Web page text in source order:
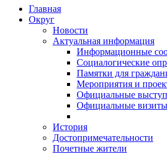
Главная
Округ
Новости
Актуальная информация
Информационные
Социалогические
Памятки для
Мероприятия и
Официальные
Официальные визиты
История
Достопримечательности
Почетные жители